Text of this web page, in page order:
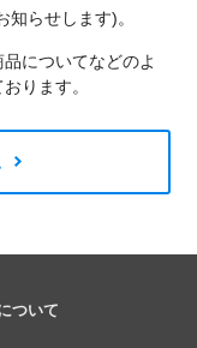
らせします)。
についてなどのよ
ります。
ついて